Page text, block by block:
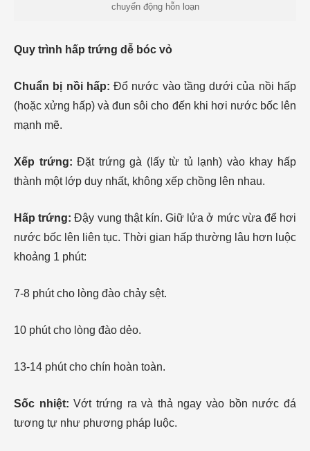
chuyển động hỗn loạn
Quy trình hấp trứng dễ bóc vỏ
Chuẩn bị nồi hấp: Đổ nước vào tầng dưới của nồi hấp
(hoặc xửng hấp) và đun sôi cho đến khi hơi nước bốc lên
mạnh mẽ.
Xếp trứng: Đặt trứng gà (lấy từ tủ lạnh) vào khay hấp
thành một lớp duy nhất, không xếp chồng lên nhau.
Hấp trứng: Đậy vung thật kín. Giữ lửa ở mức vừa để hơi
nước bốc lên liên tục. Thời gian hấp thường lâu hơn luộc
khoảng 1 phút:
7-8 phút cho lòng đào chảy sệt.
10 phút cho lòng đào dẻo.
13-14 phút cho chín hoàn toàn.
Sốc nhiệt: Vớt trứng ra và thả ngay vào bồn nước đá
tương tự như phương pháp luộc.